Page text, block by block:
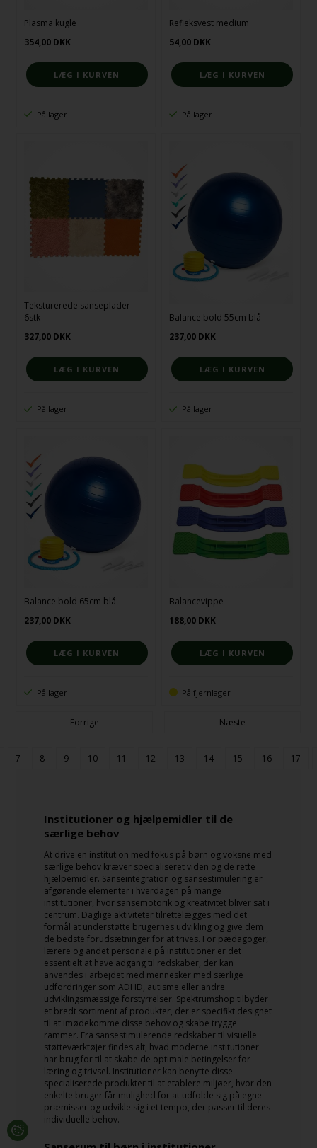
Plasma kugle
354,00 DKK
På lager
Refleksvest medium
54,00 DKK
På lager
Teksturerede sanseplader
6stk
327,00 DKK
På lager
Balance bold 55cm blå
237,00 DKK
På lager
Balance bold 65cm blå
237,00 DKK
På lager
Balancevippe
188,00 DKK
På fjernlager
Forrige Næste
7 8 9 10 11 12 13 14 15 16 17
Institutioner og hjælpemidler til de
særlige behov
At drive en institution med fokus på børn og voksne med
særlige behov kræver specialiseret viden og de rette
hjælpemidler. Sanseintegration og sansestimulering er
afgørende elementer i hverdagen på mange
institutioner, hvor sansemotorik og kreativitet bliver sat i
centrum. Daglige aktiviteter tilrettelægges med det
formål at understøtte brugernes udvikling og give dem
de bedste forudsætninger for at trives. For pædagoger,
lærere og andet personale på institutioner er det
essentielt at have adgang til redskaber, der kan
anvendes i arbejdet med mennesker med særlige
udfordringer som ADHD, autisme eller andre
udviklingsmæssige forstyrrelser. Spektrumshop tilbyder
et bredt sortiment af produkter, der er specifikt designet
til at imødekomme disse behov og skabe trygge
rammer. Fra sansestimulerende redskaber til visuelle
støtteværktøjer findes alt, hvad moderne institutioner
har brug for til at skabe de optimale betingelser for
læring og trivsel. Institutioner kan benytte disse
specialiserede produkter til at etablere miljøer, hvor den
enkelte bruger får mulighed for at udfolde sig på egne
præmisser og udvikle sig i et tempo, der passer til deres
individuelle behov.